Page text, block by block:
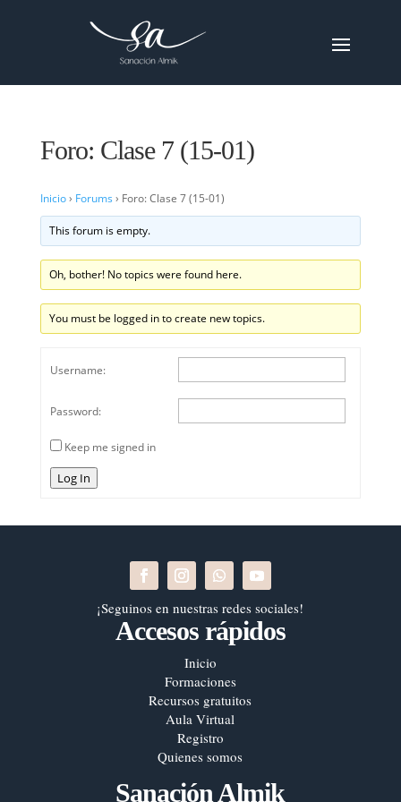
Foro: Clase 7 (15-01)
Inicio› Forums › Foro: Clase 7 (15-01)
This forum is empty.
Oh, bother! No topics were found here.
You must be logged in to create new topics.
Username:
Password:
Keep me signed in
Log In
¡Seguinos en nuestras redes sociales!
Accesos rápidos
Inicio
Formaciones
Recursos gratuitos
Aula Virtual
Registro
Quienes somos
Sanación Almik